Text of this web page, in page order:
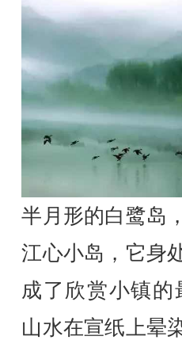
半月形的白鹭岛
江心小岛，它身
成了欣赏小镇
山水在宣纸上晕